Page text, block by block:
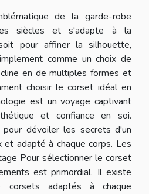
de la garde-robe
siècles et s'adapte à la
pour affiner la silhouette,
comme un choix de
en de multiples formes et
choisir le corset idéal en
est un voyage captivant
et confiance en soi.
pour dévoiler les secrets d'un
et adapté à chaque corps. Les
Pour sélectionner le corset
est primordial. Il existe
adaptés à chaque